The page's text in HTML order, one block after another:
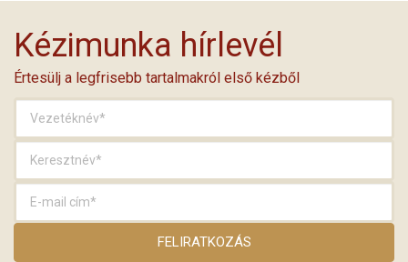
Kézimunka hírlevél
Értesülj a legfrisebb tartalmakról első kézből